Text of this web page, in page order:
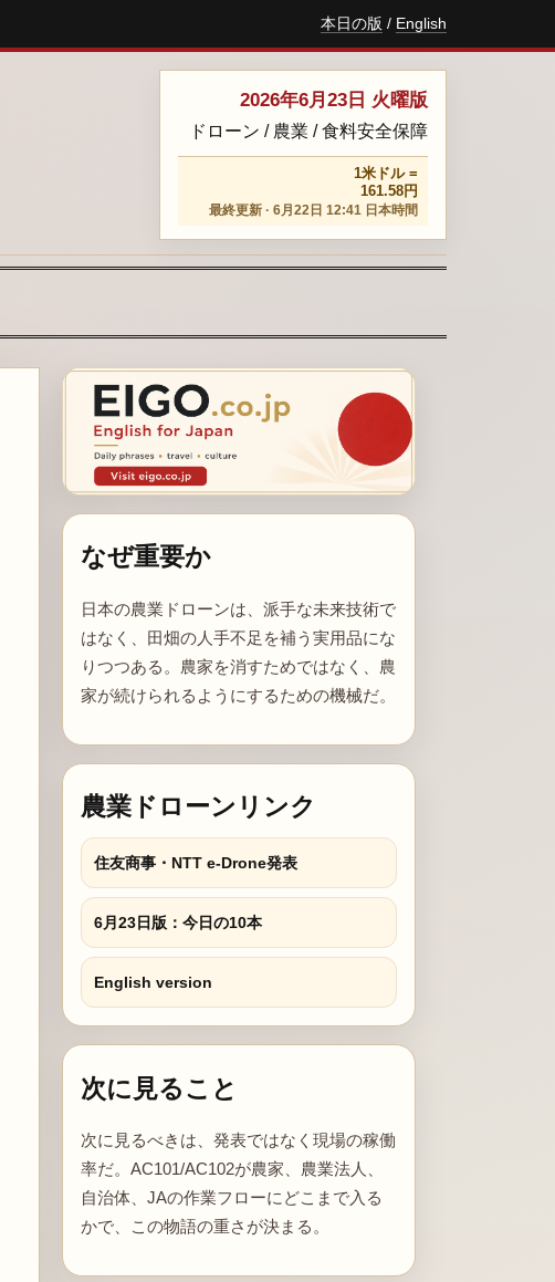
本日の版 / English
2026年6月23日 火曜版
ドローン / 農業 / 食料安全保障
1米ドル =
161.58円
最終更新 · 6月22日 12:41 日本時間
なぜ重要か
日本の農業ドローンは、派手な未来技術で
はなく、田畑の人手不足を補う実用品にな
りつつある。農家を消すためではなく、農
家が続けられるようにするための機械だ。
農業ドローンリンク
住友商事・NTT e-Drone発表
6月23日版：今日の10本
English version
次に見ること
次に見るべきは、発表ではなく現場の稼働
率だ。AC101/AC102が農家、農業法人、
自治体、JAの作業フローにどこまで入る
かで、この物語の重さが決まる。